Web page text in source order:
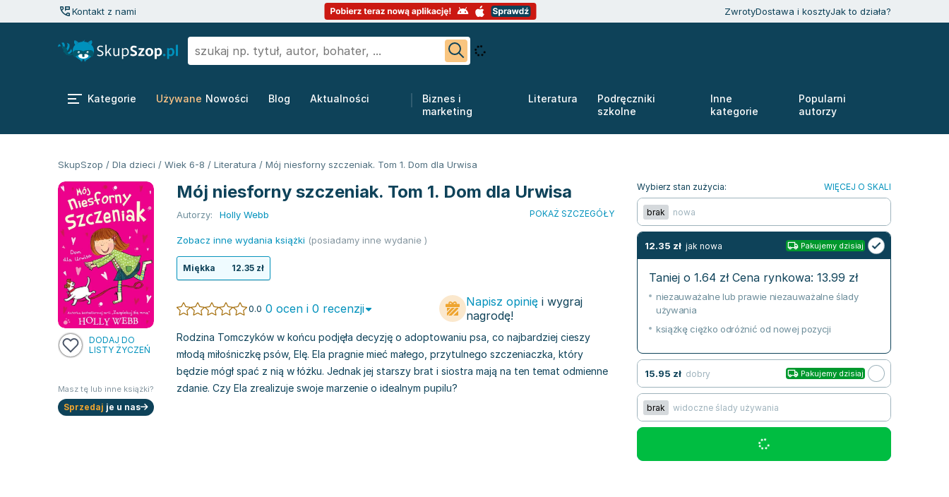
Kontakt z nami ZwrotyDostawa i kosztyJak to działa?
Kategorie Używane Nowości Blog Aktualności
Biznes i
marketing
Literatura
Podręczniki
szkolne
Inne
kategorie
Popularni
autorzy
SkupSzop / Dla dzieci / Wiek 6-8 / Literatura / Mój niesforny szczeniak. Tom 1. Dom dla Urwisa
DODAJ DO
LISTY ŻYCZEŃ
Masz tę lub inne książki?
Sprzedaj je u nas
Mój niesforny szczeniak. Tom 1. Dom dla Urwisa
Autorzy: Holly Webb POKAŻ SZCZEGÓŁY
Zobacz inne wydania książki (posiadamy inne wydanie )
Miękka 12.35 zł
0.0 0 ocen i 0 recenzji Napisz opinię i wygraj
nagrodę!
Rodzina Tomczyków w końcu podjęła decyzję o adoptowaniu psa, co najbardziej cieszy
młodą miłośniczkę psów, Elę. Ela pragnie mieć małego, przytulnego szczeniaczka, który
będzie mógł spać z nią w łóżku. Jednak jej starszy brat i siostra mają na ten temat odmienne
zdanie. Czy Ela zrealizuje swoje marzenie o idealnym pupilu?
Wybierz stan zużycia: WIĘCEJ O SKALI
brak nowa
12.35 zł jak nowa Pakujemy dzisiaj
Taniej o 1.64 zł Cena rynkowa: 13.99 zł
niezauważalne lub prawie niezauważalne ślady
używania
książkę ciężko odróżnić od nowej pozycji
15.95 zł dobry Pakujemy dzisiaj
brak widoczne ślady używania